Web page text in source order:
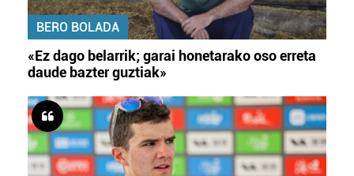
BERO BOLADA
«Ez dago belarrik; garai honetarako oso erreta
daude bazter guztiak»